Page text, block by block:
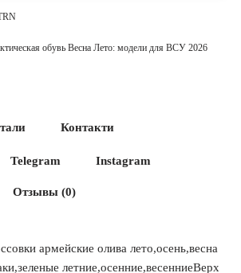
обувь Весна Лето: модели для ВСУ 2026
Контакти
Telegram Instagram
Отзывы (0)
армейские олива лето,осень,весна
летние,осенние,весенниеВерх